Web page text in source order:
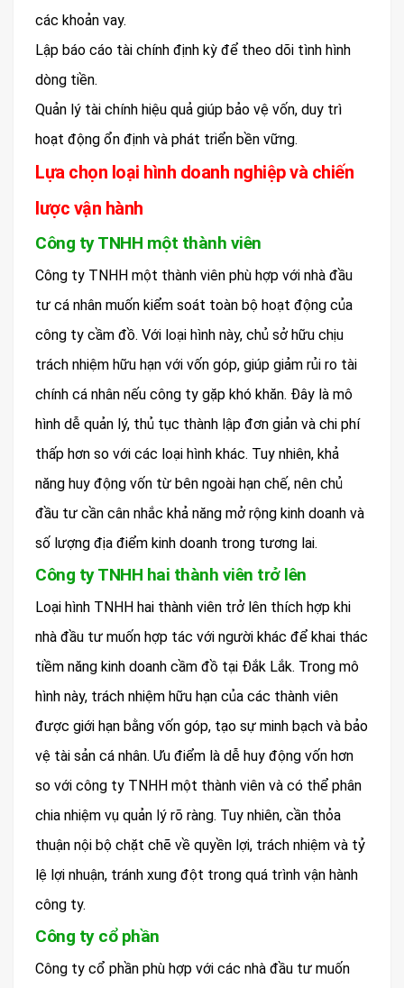
các khoản vay.
Lập báo cáo tài chính định kỳ để theo dõi tình hình
dòng tiền.
Quản lý tài chính hiệu quả giúp bảo vệ vốn, duy trì
hoạt động ổn định và phát triển bền vững.
Lựa chọn loại hình doanh nghiệp và chiến
lược vận hành
Công ty TNHH một thành viên
Công ty TNHH một thành viên phù hợp với nhà đầu
tư cá nhân muốn kiểm soát toàn bộ hoạt động của
công ty cầm đồ. Với loại hình này, chủ sở hữu chịu
trách nhiệm hữu hạn với vốn góp, giúp giảm rủi ro tài
chính cá nhân nếu công ty gặp khó khăn. Đây là mô
hình dễ quản lý, thủ tục thành lập đơn giản và chi phí
thấp hơn so với các loại hình khác. Tuy nhiên, khả
năng huy động vốn từ bên ngoài hạn chế, nên chủ
đầu tư cần cân nhắc khả năng mở rộng kinh doanh và
số lượng địa điểm kinh doanh trong tương lai.
Công ty TNHH hai thành viên trở lên
Loại hình TNHH hai thành viên trở lên thích hợp khi
nhà đầu tư muốn hợp tác với người khác để khai thác
tiềm năng kinh doanh cầm đồ tại Đắk Lắk. Trong mô
hình này, trách nhiệm hữu hạn của các thành viên
được giới hạn bằng vốn góp, tạo sự minh bạch và bảo
vệ tài sản cá nhân. Ưu điểm là dễ huy động vốn hơn
so với công ty TNHH một thành viên và có thể phân
chia nhiệm vụ quản lý rõ ràng. Tuy nhiên, cần thỏa
thuận nội bộ chặt chẽ về quyền lợi, trách nhiệm và tỷ
lệ lợi nhuận, tránh xung đột trong quá trình vận hành
công ty.
Công ty cổ phần
Công ty cổ phần phù hợp với các nhà đầu tư muốn